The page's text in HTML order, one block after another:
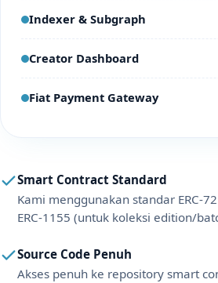
Indexer & Subgraph
Creator Dashboard
Fiat Payment Gateway
Smart Contract Standard
Kami menggunakan standar ERC-
ERC-1155 (untuk koleksi edition/
Source Code Penuh
Akses penuh ke repository smart